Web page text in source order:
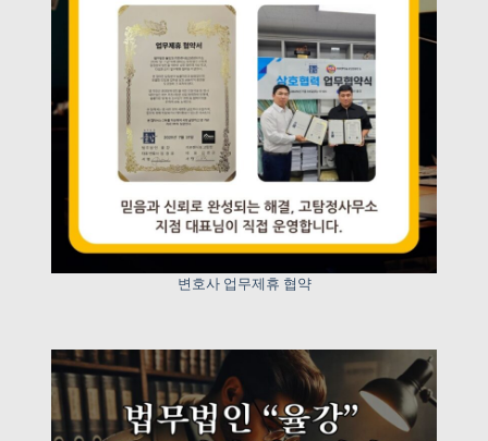
변호사 업무제휴 협약